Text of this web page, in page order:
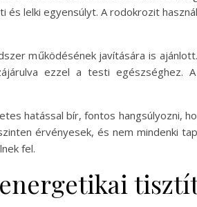
és lelki egyensúlyt. A rodokrozit
működésének javítására is
ezzel a testi
hatással bír, fontos hangsúlyozni,
érvényesek, és nem mindenki
fel.